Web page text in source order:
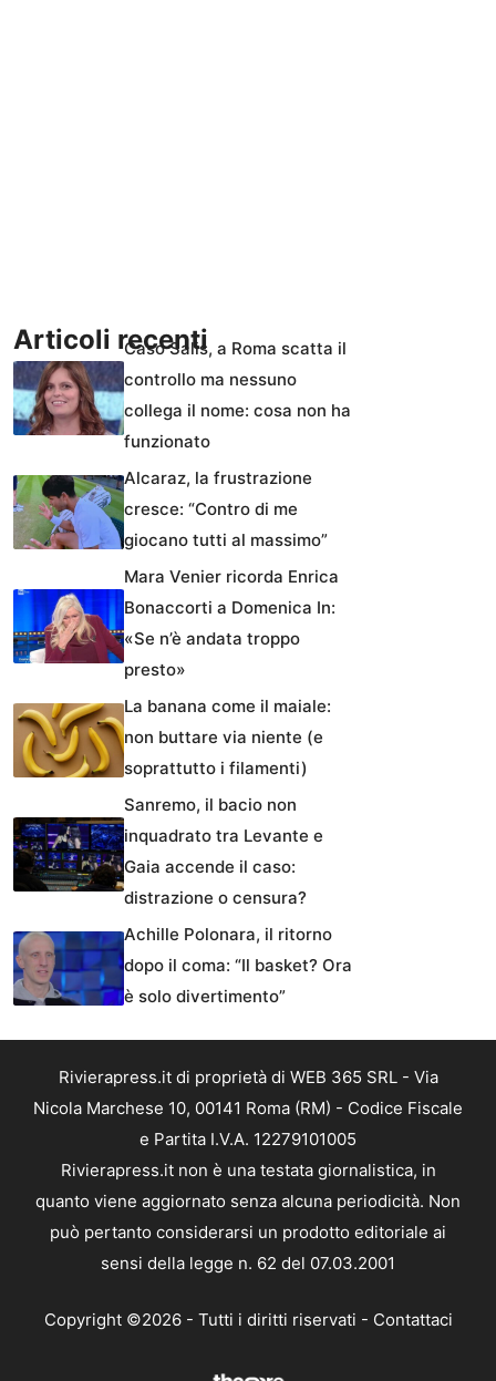
Articoli recentiCaso Salis, a Roma scatta il
controllo ma nessuno
collega il nome: cosa non ha
funzionato
Alcaraz, la frustrazione
cresce: “Contro di me
giocano tutti al massimo”
Mara Venier ricorda Enrica
Bonaccorti a Domenica In:
«Se n’è andata troppo
presto»
La banana come il maiale:
non buttare via niente (e
soprattutto i filamenti)
Sanremo, il bacio non
inquadrato tra Levante e
Gaia accende il caso:
distrazione o censura?
Achille Polonara, il ritorno
dopo il coma: “Il basket? Ora
è solo divertimento”
Rivierapress.it di proprietà di WEB 365 SRL - Via
Nicola Marchese 10, 00141 Roma (RM) - Codice Fiscale
e Partita I.V.A. 12279101005
Rivierapress.it non è una testata giornalistica, in
quanto viene aggiornato senza alcuna periodicità. Non
può pertanto considerarsi un prodotto editoriale ai
sensi della legge n. 62 del 07.03.2001
Copyright ©2026 - Tutti i diritti riservati - Contattaci